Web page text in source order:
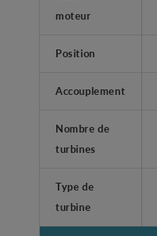
moteur
Position
Accouplement
Nombre de
turbines
Type de
turbine